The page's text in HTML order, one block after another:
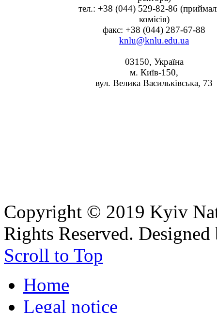
тел.: +38 (044) 529-82-86
комісія)
факс: +38 (044) 287-67-88
knlu@knlu.edu.ua
03150, Україна
м. Київ-150,
вул. Велика Васильківська, 73
Copyright © 2019 Kyiv
Rights Reserved.
Scroll to Top
Home
Legal notice